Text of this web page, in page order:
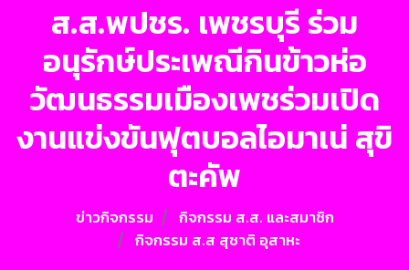
ส.ส.พปชร. เพชรบุรี ร่วม
อนุรักษ์ประเพณีกินข้าวห่อ
วัฒนธรรมเมืองเพชร่วมเปิด
งานแข่งขันฟุตบอลไอมาเน่ สุขิ
ตะคัพ
ข่าวกิจกรรม
กิจกรรม ส.ส. และสมาชิก
กิจกรรม ส.ส สุชาติ อุสาหะ